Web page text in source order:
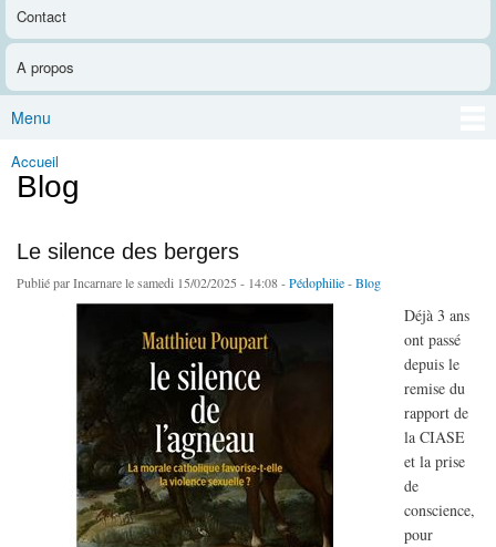
Contact
A propos
Menu
Vous êtes ici
Accueil
Blog
Le silence des bergers
Publié parIncarnarele samedi 15/02/2025 - 14:08 -Pédophilie-Blog
Déjà 3 ans
ont passé
depuis le
remise du
rapport de
la CIASE
et la prise
de
conscience,
pour